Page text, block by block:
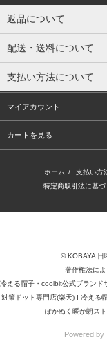
返品について
配送・送料について
支払い方法について
マイアカウント
カートを見る
ホーム / 支払い方
特定商取引法に基づ
© KOBAYA
著作権法に
冷える帽子・coolbit公式ブランド
対策ドット専門店(楽天)
冷える
ぽかぬく暖か朗ス
Powered by